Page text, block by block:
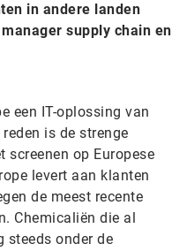
in andere landen
supply chain en
een IT-oplossing van
is de strenge
screenen op Europese
levert aan klanten
de meest recente
Chemicaliën die al
steeds onder de